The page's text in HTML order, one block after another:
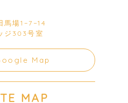
馬場1−7−14
ジ303号室
Map
MAP